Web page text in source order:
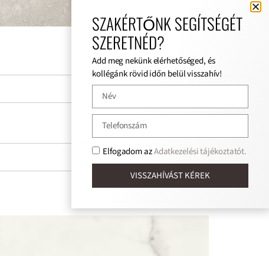
SZAKÉRTŐNK SEGÍTSÉGÉT
SZERETNÉD?
Add meg nekünk elérhetőséged, és
kollégánk rövid időn belül visszahív!
Elfogadom azAdatkezelési tájékoztatót.
VISSZAHÍVÁST KÉREK